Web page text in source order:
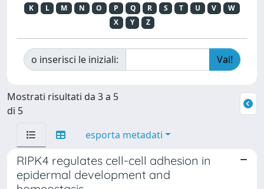
K
L M N O P Q R S T U V
W
X
Y Z
o inserisci le iniziali:
Mostrati risultati da 3 a 5
di 5
esporta metadati
RIPK4 regulates cell-cell adhesion in
epidermal development and